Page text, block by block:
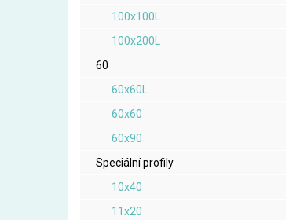
100x100L
100x200L
60
60x60L
60x60
60x90
Speciální profily
10x40
11x20